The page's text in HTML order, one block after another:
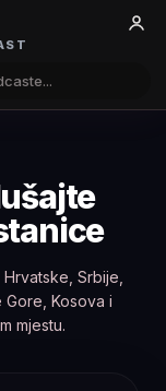
Srbije,
Kosova i
mjestu.